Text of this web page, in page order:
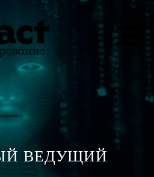
ВЕДУЩИЙ